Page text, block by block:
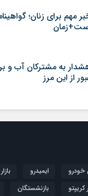
مهم برای زنان؛
به مشترکان آب و
از این مرز
خودرو ایمیدرو
کریپتو بازنشستگان